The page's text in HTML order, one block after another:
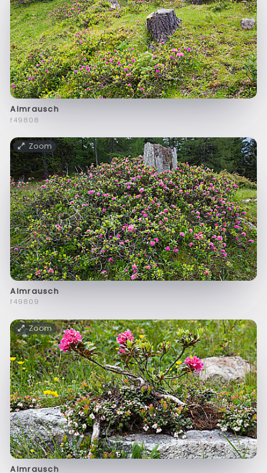
Almrausch
f49808
Zoom
Almrausch
f49809
Zoom
Almrausch